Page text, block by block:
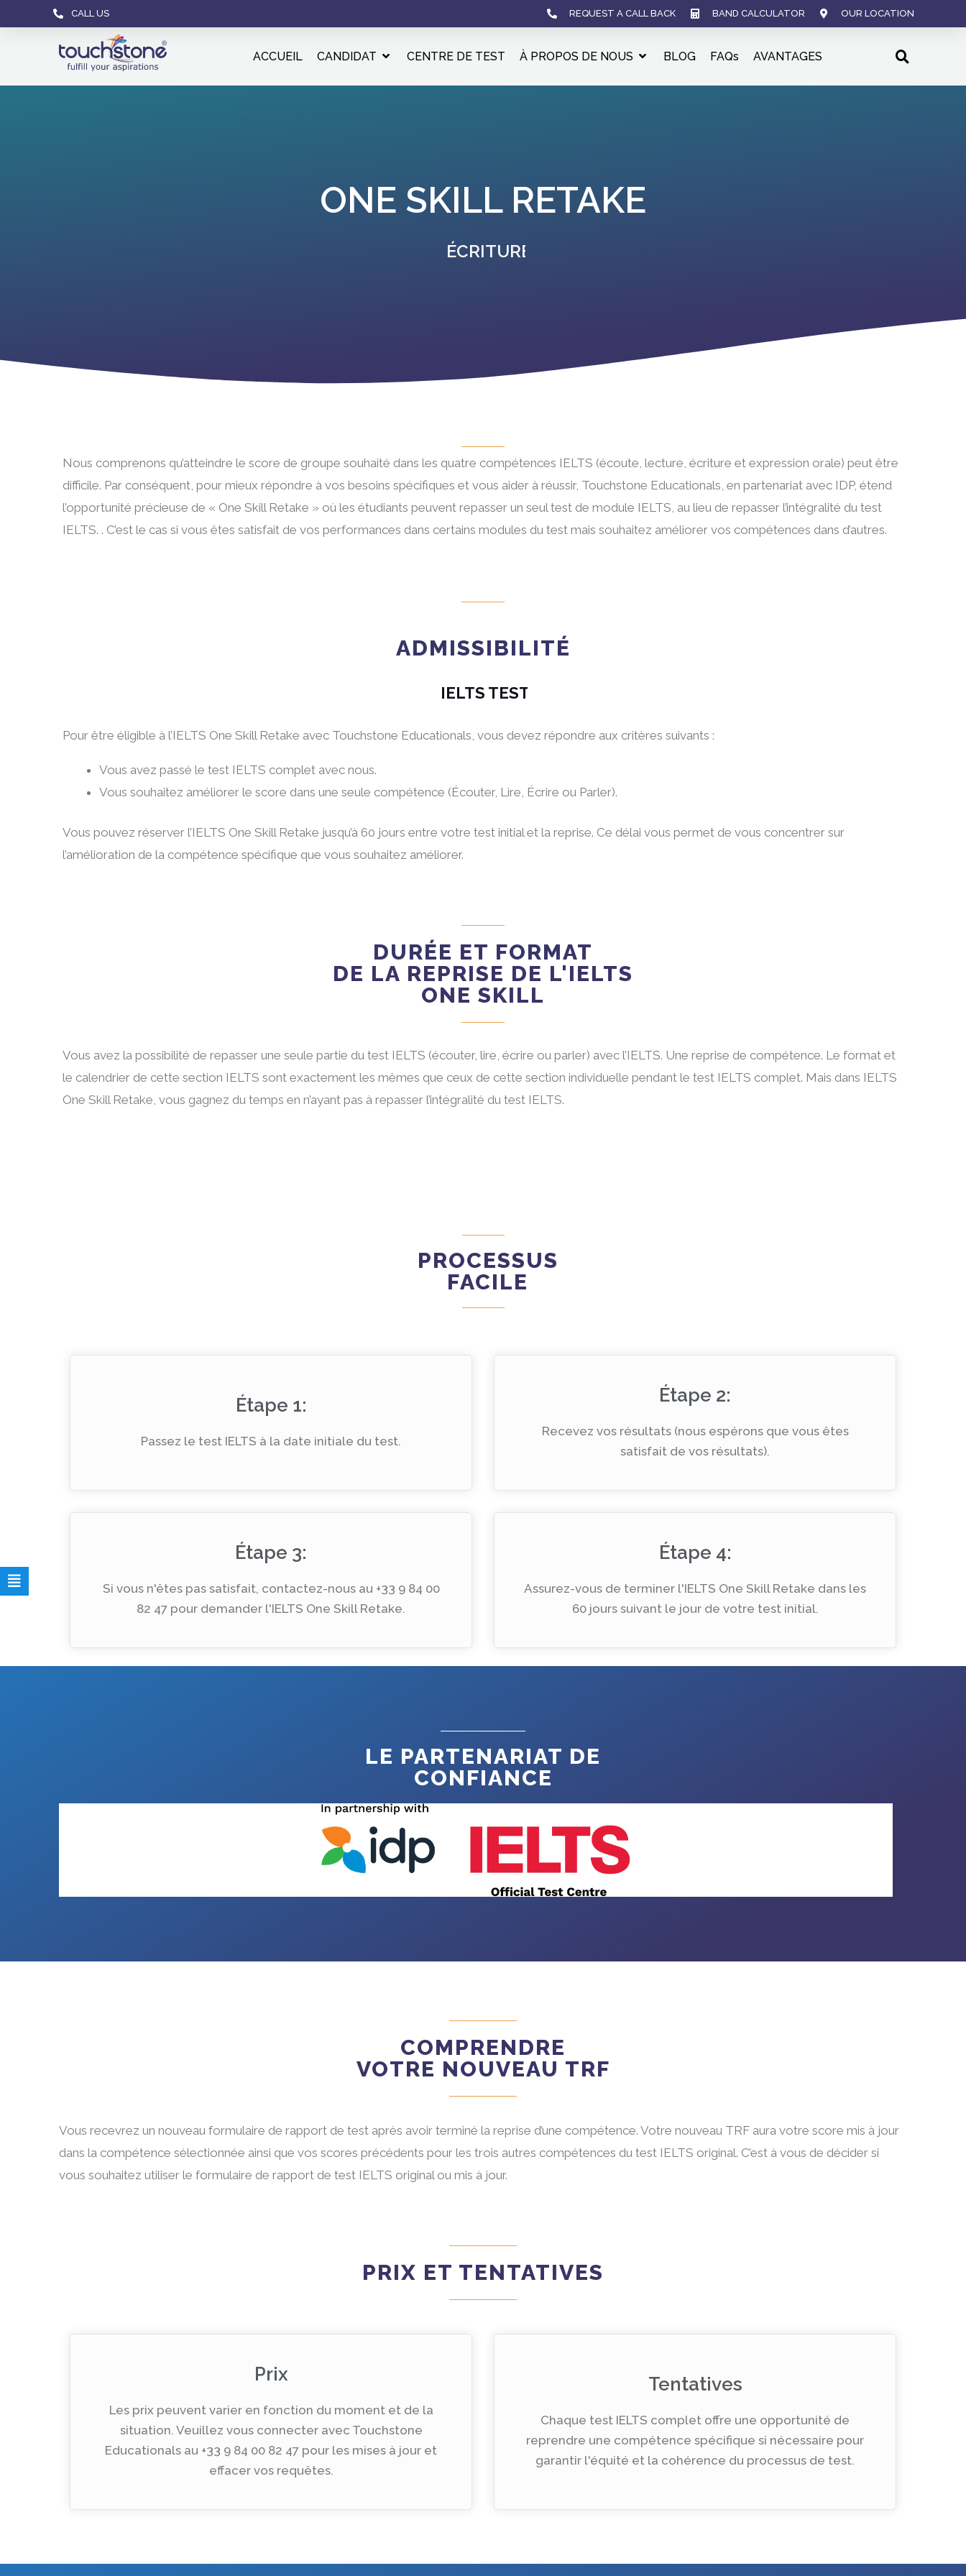
CALL US REQUEST A CALL BACK BAND CALCULATOR OUR LOCATION
ACCUEIL CANDIDAT CENTRE DE TEST À PROPOS DE NOUS BLOG FAQs AVANTAGES
ONE SKILL RETAKE
ÉCRITURE
Nous comprenons qu’atteindre le score de groupe souhaité dans les quatre compétences IELTS (écoute, lecture, écriture et expression orale) peut être
difficile. Par conséquent, pour mieux répondre à vos besoins spécifiques et vous aider à réussir, Touchstone Educationals, en partenariat avec IDP, étend
l’opportunité précieuse de « One Skill Retake » où les étudiants peuvent repasser un seul test de module IELTS, au lieu de repasser l’intégralité du test
IELTS. . C’est le cas si vous êtes satisfait de vos performances dans certains modules du test mais souhaitez améliorer vos compétences dans d’autres.
ADMISSIBILITÉ
IELTS TEST
Pour être éligible à l’IELTS One Skill Retake avec Touchstone Educationals, vous devez répondre aux critères suivants :
Vous avez passé le test IELTS complet avec nous.
Vous souhaitez améliorer le score dans une seule compétence (Écouter, Lire, Écrire ou Parler).
Vous pouvez réserver l’IELTS One Skill Retake jusqu’à 60 jours entre votre test initial et la reprise. Ce délai vous permet de vous concentrer sur
l’amélioration de la compétence spécifique que vous souhaitez améliorer.
DURÉE ET FORMAT
DE LA REPRISE DE L'IELTS
ONE SKILL
Vous avez la possibilité de repasser une seule partie du test IELTS (écouter, lire, écrire ou parler) avec l’IELTS. Une reprise de compétence. Le format et
le calendrier de cette section IELTS sont exactement les mêmes que ceux de cette section individuelle pendant le test IELTS complet. Mais dans IELTS
One Skill Retake, vous gagnez du temps en n’ayant pas à repasser l’intégralité du test IELTS.
PROCESSUS
FACILE
Étape 1:
Passez le test IELTS à la date initiale du test.
Étape 2:
Recevez vos résultats (nous espérons que vous êtes
satisfait de vos résultats).
Étape 3:
Si vous n'êtes pas satisfait, contactez-nous au +33 9 84 00
82 47 pour demander l'IELTS One Skill Retake.
Étape 4:
Assurez-vous de terminer l'IELTS One Skill Retake dans les
60 jours suivant le jour de votre test initial.
LE PARTENARIAT DE
CONFIANCE
COMPRENDRE
VOTRE NOUVEAU TRF
Vous recevrez un nouveau formulaire de rapport de test après avoir terminé la reprise d’une compétence. Votre nouveau TRF aura votre score mis à jour
dans la compétence sélectionnée ainsi que vos scores précédents pour les trois autres compétences du test IELTS original. C’est à vous de décider si
vous souhaitez utiliser le formulaire de rapport de test IELTS original ou mis à jour.
PRIX ​​ET TENTATIVES
Prix
Les prix peuvent varier en fonction du moment et de la
situation. Veuillez vous connecter avec Touchstone
Educationals au +33 9 84 00 82 47 pour les mises à jour et
effacer vos requêtes.
Tentatives
Chaque test IELTS complet offre une opportunité de
reprendre une compétence spécifique si nécessaire pour
garantir l'équité et la cohérence du processus de test.